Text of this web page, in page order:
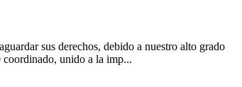
sus derechos, debido a nuestro alto grado
coordinado, unido a la imp...